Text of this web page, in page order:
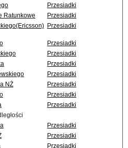
Przesiadki
Ratunkowe
Przesiadki
Przesiadki
Przesiadki
Przesiadki
Przesiadki
Przesiadki
NŻ
Przesiadki
Przesiadki
Przesiadki
Przesiadki
Przesiadki
Przesiadki